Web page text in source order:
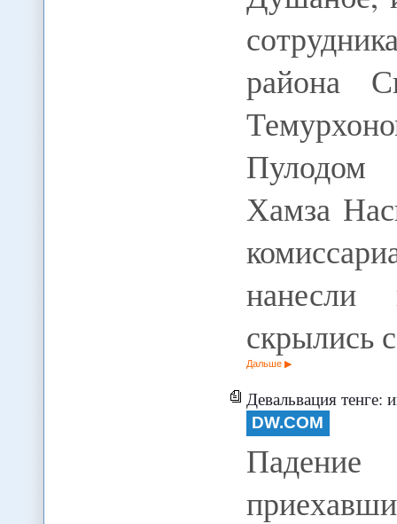
района
Пулодом
Хамза
скрылись
Дальше
Девальвация тенге:
DW.COM